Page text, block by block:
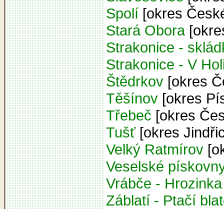
Spolí [okres
Stará Obora
Strakonice -
Strakonice - V
Štědrkov [okres
Těšínov [okres
Třebeč [okres
Tušť[okres
Velký Ratmírov
Veselské
Vrábče - Hrozinka
Záblatí - Ptačí